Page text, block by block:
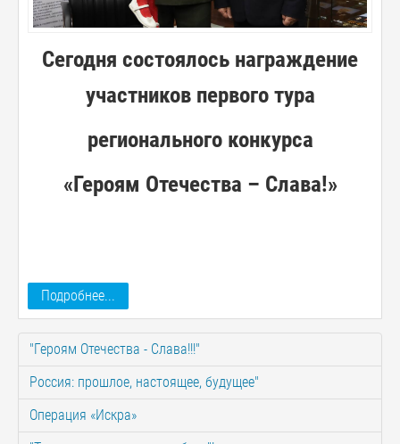
Сегодня состоялось награждение
участников первого тура
регионального конкурса
«Героям Отечества – Слава!»
Подробнее...
"Героям Отечества - Слава!!!"
Россия: прошлое, настоящее, будущее"
Операция «Искра»